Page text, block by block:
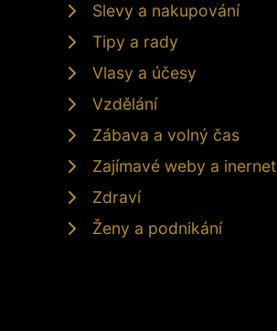
Slevy a nakupování
Tipy a rady
Vlasy a účesy
Vzdělání
Zábava a volný čas
Zajímavé weby a inernet
Zdraví
Ženy a podnikání